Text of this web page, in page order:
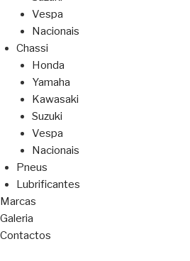
Vespa
Nacionais
Chassi
Honda
Yamaha
Kawasaki
Suzuki
Vespa
Nacionais
Pneus
Lubrificantes
Marcas
Galeria
Contactos